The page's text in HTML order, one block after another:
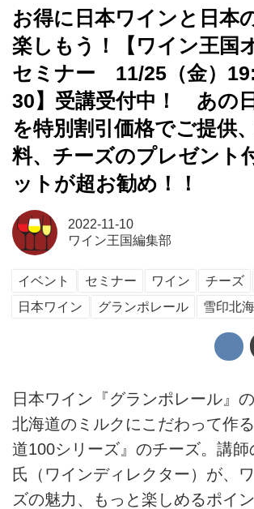
お得に日本ワインと日本
楽しもう！【ワイン王国
セミナー 11/25（金）
30】受講受付中！ あの
を特別割引価格でご提供
料、チーズのプレゼント
ットが超お勧め！！
2022-11-10
ワイン王国編集部
イベント セミナー ワイン チーズ
日本ワイン
グランポレール 雪印北
日本ワイン『グランポレール』の
北海道のミルクにこだわって作
道100シリーズ』のチーズ。講師
氏（ワインディレクター）が、
ズの魅力、もっと楽しめるポイ